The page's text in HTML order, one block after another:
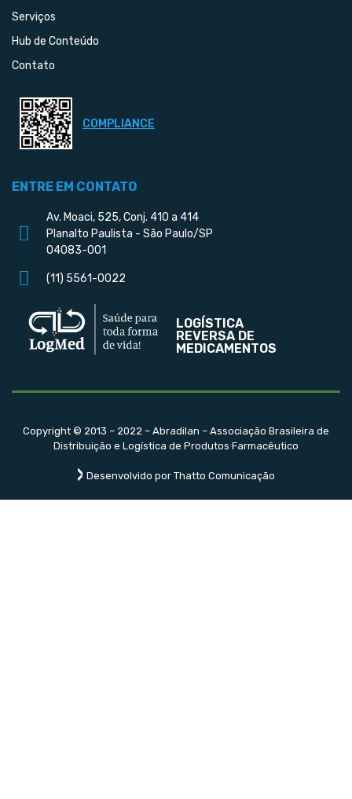
Serviços
Hub de Conteúdo
Contato
COMPLIANCE
ENTRE EM CONTATO
Av. Moaci, 525, Conj. 410 a 414
Planalto Paulista - São Paulo/SP
04083-001
(11) 5561-0022
LOGÍSTICA
REVERSA DE
MEDICAMENTOS
Copyright © 2013 – 2022 – Abradilan – Associação Brasileira de
Distribuição e Logística de Produtos Farmacêutico
Desenvolvido por Thatto Comunicação